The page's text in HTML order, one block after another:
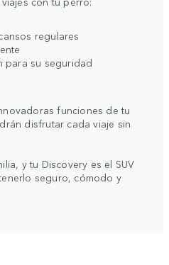
regulares
para su seguridad
funciones de tu
disfrutar cada viaje sin
y tu Discovery es el SUV
seguro, cómodo y